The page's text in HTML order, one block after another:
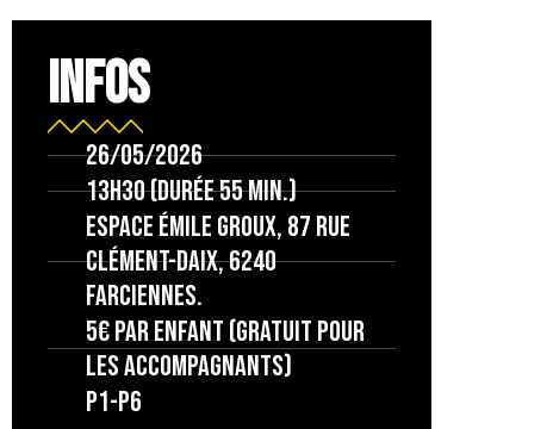
INFOS
26/05/2026
13h30 (durée 55 min.)
Espace Émile Groux, 87 rue
Clément-Daix, 6240
Farciennes.
5€ par enfant (gratuit pour
les accompagnants)
P1-P6